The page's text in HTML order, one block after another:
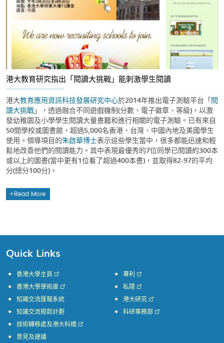
港大教育研究指出「閱讀大挑戰」能刺激學生閱讀
港大教育應用資訊科技發展研究中心於2014年推出電子測驗平台「閱
讀大挑戰」，透過融合不同遊戲機制(分數、電子徽章、等級)，以激
發幼稚園及小學學生閱讀大量書籍和進行相關的電子測驗。已有來自
50間學校或圖書館，超過5,000名香港、台灣、中國內地及美國學生
使用。領導項目的朱啟華博士表示這些學生當中，很多都能迅速和輕
鬆地改善他們的閱讀能力。其中表現最優秀的7位同學已閱讀約300本
或以上的圖書(當中更有1位看了超過400本書)，並取得82-97的平均
分(總分100分)。
Read More
Quick Links
香港大學主頁
香港大學學術庫
知識交流匯報系統
知識交流撥款計劃
專利
私隱
港大研究
科研事務部
技術轉移處及港大科橋
意見及建議